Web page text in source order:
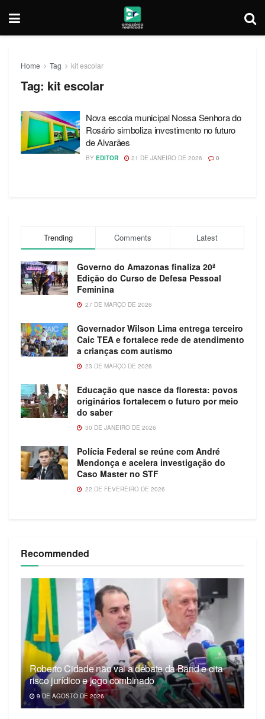
Home Tag kit escolar
Tag: kit escolar
Nova escola municipal Nossa Senhora do
Rosário simboliza investimento no futuro
de Alvarães
BY EDITOR 21 DE JANEIRO DE 2026 0
Trending Comments Latest
Governo do Amazonas finaliza 20ª
Edição do Curso de Defesa Pessoal
Feminina
27 DE MARÇO DE 2026
Governador Wilson Lima entrega terceiro
Caic TEA e fortalece rede de atendimento
a crianças com autismo
23 DE MARÇO DE 2026
Educação que nasce da floresta: povos
originários fortalecem o futuro por meio
do saber
30 DE JANEIRO DE 2026
Polícia Federal se reúne com André
Mendonça e acelera investigação do
Caso Master no STF
22 DE FEVEREIRO DE 2026
Recommended
Roberto Cidade não vai a debate da Band e cita
risco jurídico e jogo combinado
9 DE AGOSTO DE 2026